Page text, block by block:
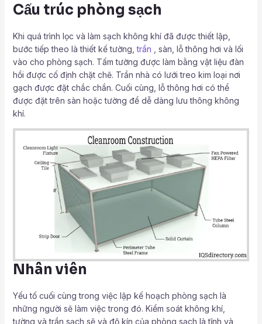
Cấu trúc phòng sạch
Khi quá trình lọc và làm sạch không khí đã được thiết lập,
bước tiếp theo là thiết kế tường,trần , sàn, lỗ thông hơi và lối
vào cho phòng sạch. Tấm tường được làm bằng vật liệu đàn
hồi được cố định chặt chẽ. Trần nhà có lưới treo kim loại nơi
gạch được đặt chắc chắn. Cuối cùng, lỗ thông hơi có thể
được đặt trên sàn hoặc tường để dễ dàng lưu thông không
khí.
Nhân viên
Yếu tố cuối cùng trong việc lập kế hoạch phòng sạch là
những người sẽ làm việc trong đó. Kiểm soát không khí,
tường và trần sạch sẽ và độ kín của phòng sạch là tĩnh và